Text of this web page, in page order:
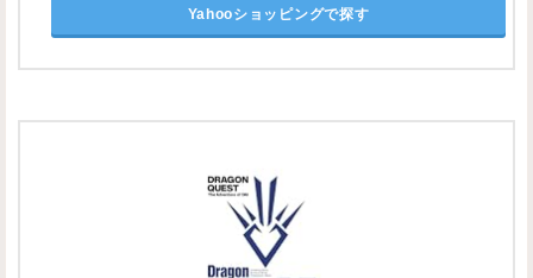
Yahooショッピングで探す